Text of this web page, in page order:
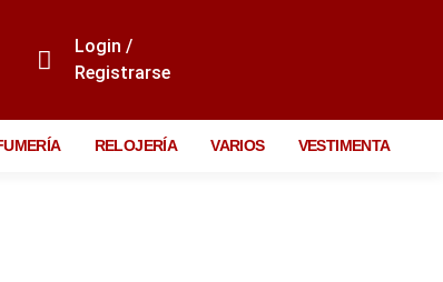
Login /
Registrarse
RELOJERÍA VARIOS VESTIMENTA